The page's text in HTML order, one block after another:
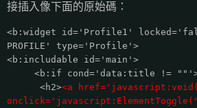
接插入像下面的原始碼：
<b:widget id='Profile1'
PROFILE' type='Profile'>
<b:includable id='main'>
<b:if cond='data:title !=
<h2><a